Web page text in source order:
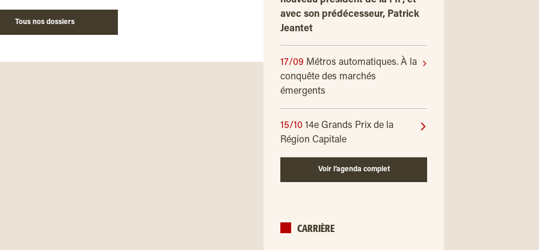
Tous nos dossiers
avec son prédécesseur, Patrick
Jeantet
17/09 Métros automatiques. À la
conquête des marchés
émergents
15/10 14e Grands Prix de la
Région Capitale
Voir l’agenda complet
CARRIÈRE